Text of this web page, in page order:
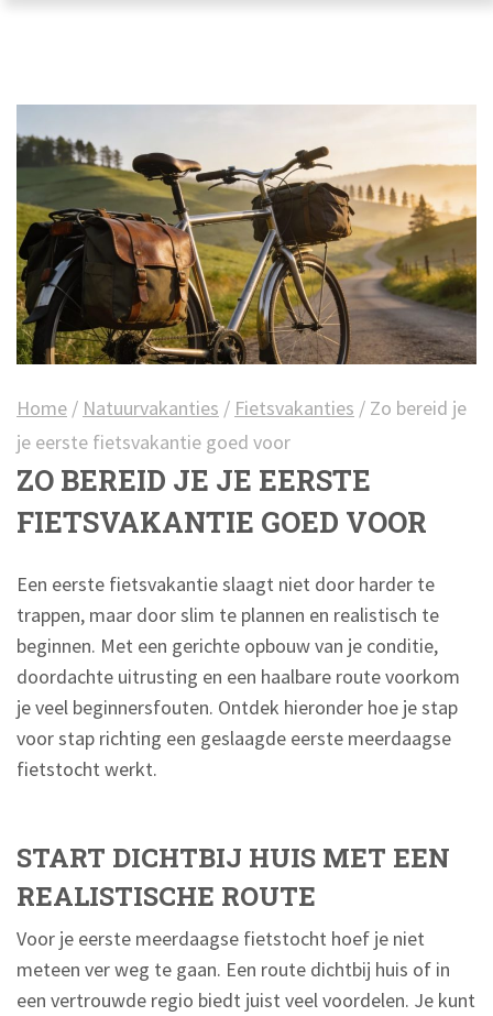
Home / Natuurvakanties / Fietsvakanties / Zo bereid je
je eerste fietsvakantie goed voor
ZO BEREID JE JE EERSTE
FIETSVAKANTIE GOED VOOR
Een eerste fietsvakantie slaagt niet door harder te
trappen, maar door slim te plannen en realistisch te
beginnen. Met een gerichte opbouw van je conditie,
doordachte uitrusting en een haalbare route voorkom
je veel beginnersfouten. Ontdek hieronder hoe je stap
voor stap richting een geslaagde eerste meerdaagse
fietstocht werkt.
START DICHTBIJ HUIS MET EEN
REALISTISCHE ROUTE
Voor je eerste meerdaagse fietstocht hoef je niet
meteen ver weg te gaan. Een route dichtbij huis of in
een vertrouwde regio biedt juist veel voordelen. Je kunt